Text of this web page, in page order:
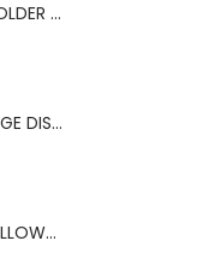
BERNS ACR.RING HOLDER 180*120MM FOR 9 RINGS
BERNS ACR.OHRRINGE DISP. 130*320MM FOR 36 PAIRS
BERNS ARMBAND PILLOW+HOLD.8*8 ,5 WH.PU